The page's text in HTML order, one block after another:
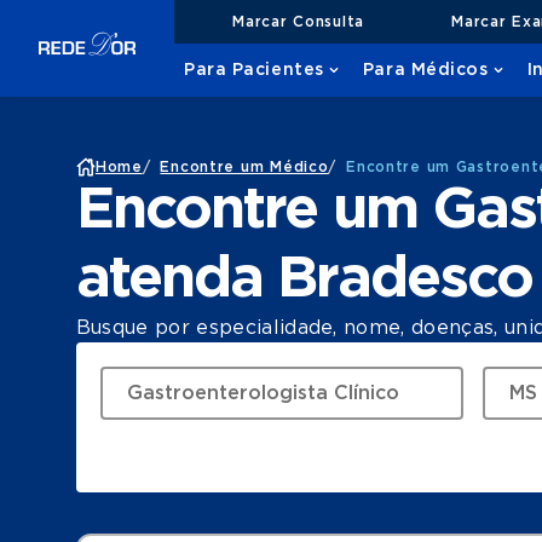
Marcar Consulta Marcar
Para Pacientes Para Médicos
Home / Encontre um Médico/ Encontre um
Encontre um
atenda Bradesco
Busque por especialidade, nome, doenças,